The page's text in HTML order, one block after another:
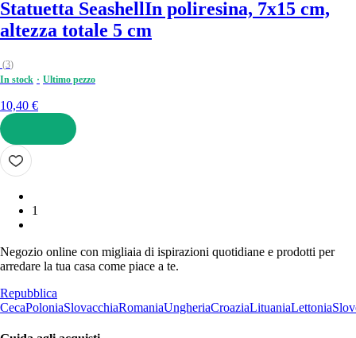
Statuetta SeashellIn poliresina, 7x15 cm,
altezza totale 5 cm
(3)
In stock
Ultimo pezzo
10,40 €
AGGIUNGI
1
Negozio online con migliaia di ispirazioni quotidiane e prodotti per
arredare la tua casa come piace a te.
Repubblica
CecaPoloniaSlovacchiaRomaniaUngheriaCroaziaLituaniaLettonia